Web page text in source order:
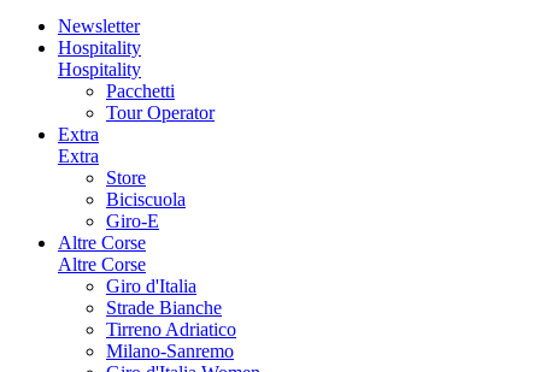
Newsletter
Hospitality
Hospitality
Pacchetti
Tour Operator
Extra
Extra
Store
Biciscuola
Giro-E
Altre Corse
Altre Corse
Giro d'Italia
Strade Bianche
Tirreno Adriatico
Milano-Sanremo